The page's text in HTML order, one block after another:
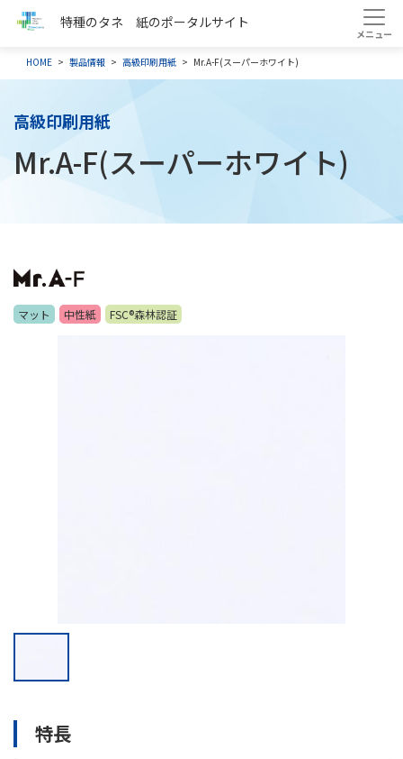
特種のタネ 紙のポータルサイト
HOME 製品情報 高級印刷用紙 Mr.A-F(スーパーホワイト)
高級印刷用紙
Mr.A-F(スーパーホワイト)
マット 中性紙 FSC®森林認証
特長